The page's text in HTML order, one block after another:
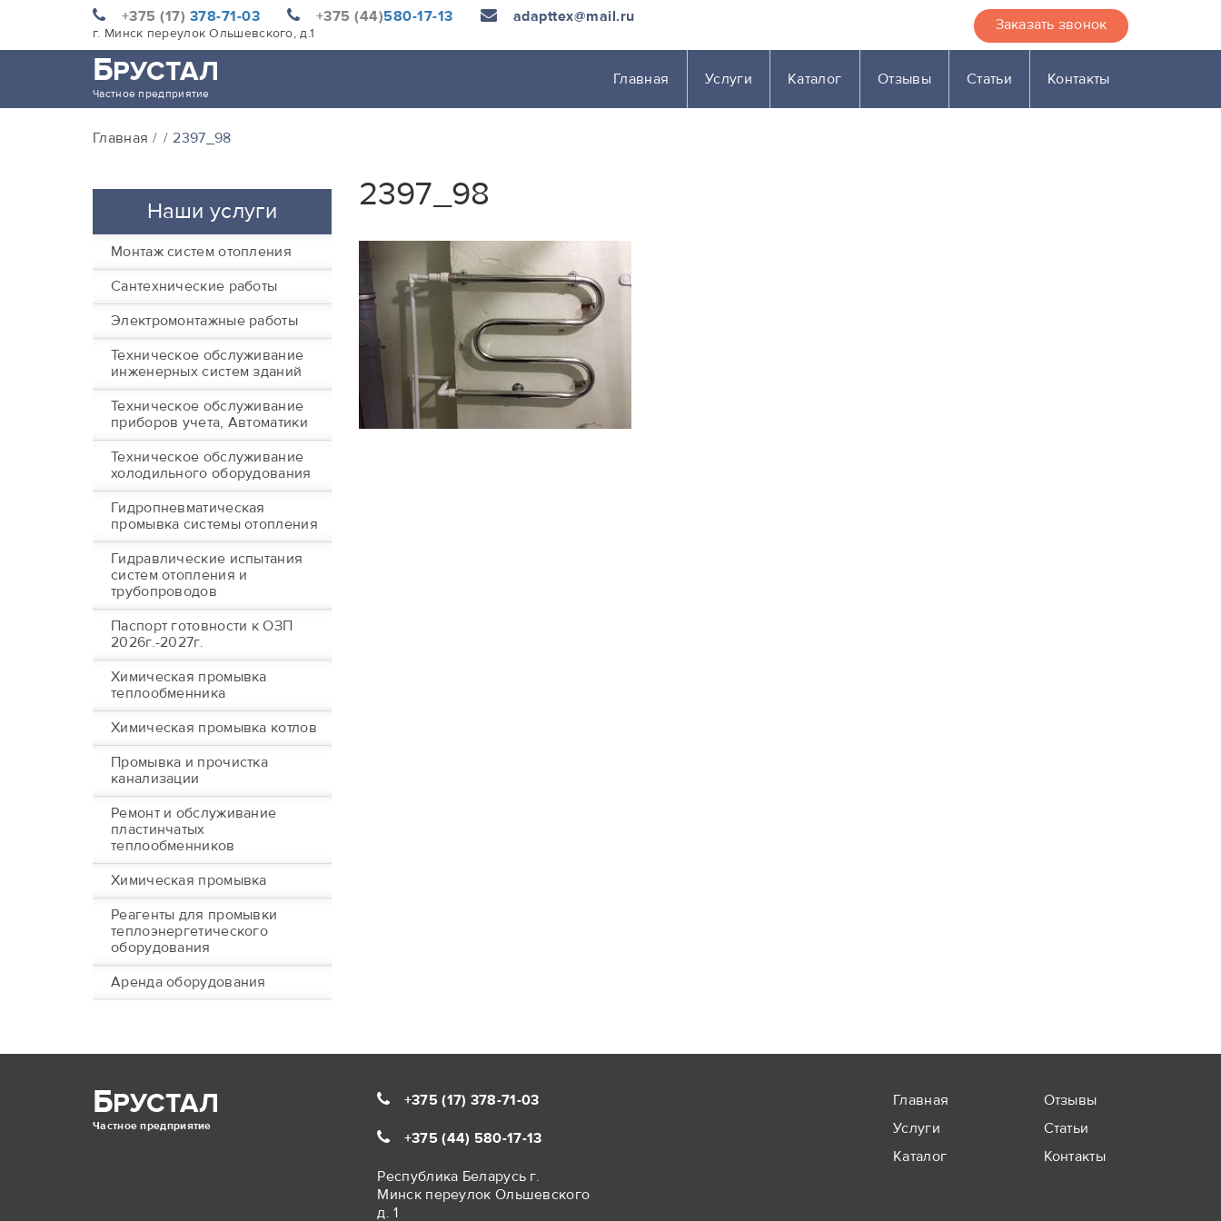
+375 (17) 378-71-03 +375 (44)580-17-13 adapttex@mail.ru
г. Минск переулок Ольшевского, д.1 Заказать звонок
БРУСТАЛ
Частное предприятие
Главная Услуги Каталог Отзывы Статьи Контакты
Главная 2397_98
Наши услуги
Монтаж систем отопления
Сантехнические работы
Электромонтажные работы
Техническое обслуживание
инженерных систем зданий
Техническое обслуживание
приборов учета, Автоматики
Техническое обслуживание
холодильного оборудования
Гидропневматическая
промывка системы отопления
Гидравлические испытания
систем отопления и
трубопроводов
Паспорт готовности к ОЗП
2026г.-2027г.
Химическая промывка
теплообменника
Химическая промывка котлов
Промывка и прочистка
канализации
Ремонт и обслуживание
пластинчатых
теплообменников
Химическая промывка
Реагенты для промывки
теплоэнергетического
оборудования
Аренда оборудования
2397_98
БРУСТАЛ
Частное предприятие
+375 (17) 378-71-03
+375 (44) 580-17-13
Республика Беларусь г.
Минск переулок Ольшевского
д. 1
Главная
Услуги
Каталог
Отзывы
Статьи
Контакты